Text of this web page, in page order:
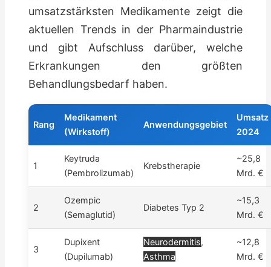
umsatzstärksten Medikamente zeigt die
aktuellen Trends in der Pharmaindustrie
und gibt Aufschluss darüber, welche
Erkrankungen den größten
Behandlungsbedarf haben.
Rang
Medikament
(Wirkstoff)
Anwendungsgebiet
Umsatz
2024
1
Keytruda
(Pembrolizumab)
Krebstherapie
~25,8
Mrd. €
2
Ozempic
(Semaglutid)
Diabetes Typ 2
~15,3
Mrd. €
3
Dupixent
(Dupilumab)
Neurodermitis,
Asthma
~12,8
Mrd. €